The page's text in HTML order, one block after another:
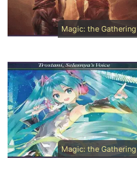
Magic: the Gathering
Magic: the Gathering